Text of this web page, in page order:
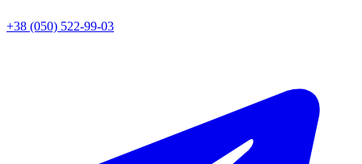
+38 (050) 522-99-03